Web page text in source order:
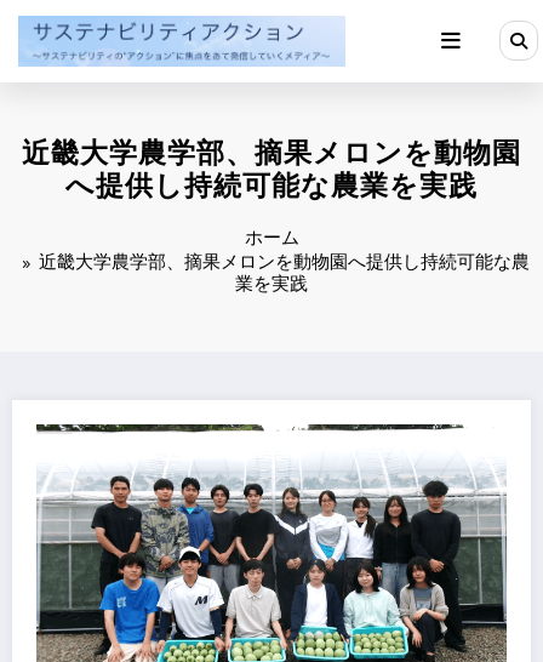
ン
近畿大学農学部、摘果メロンを動物園
へ提供し持続可能な農業を実践
ホーム
近畿大学農学部、摘果メロンを動物園へ提供し持続可能な農
業を実践